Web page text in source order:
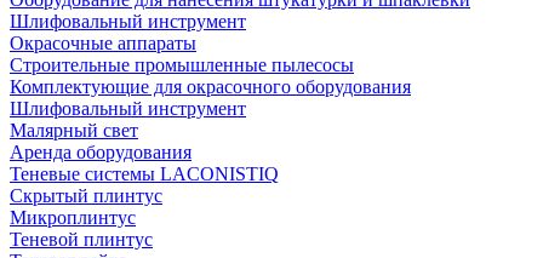
Шлифовальный инструмент
Окрасочные аппараты
Строительные промышленные пылесосы
Комплектующие для окрасочного оборудования
Шлифовальный инструмент
Малярный свет
Аренда оборудования
Теневые системы LACONISTIQ
Скрытый плинтус
Микроплинтус
Теневой плинтус